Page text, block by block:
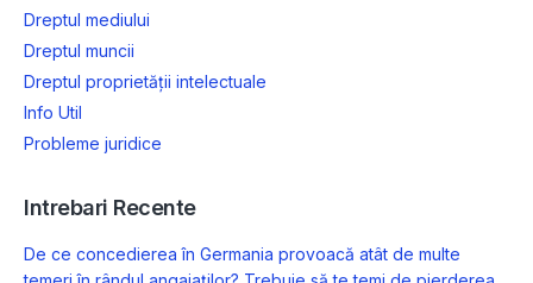
Dreptul mediului
Dreptul muncii
Dreptul proprietății intelectuale
Info Util
Probleme juridice
Intrebari Recente
De ce concedierea în Germania provoacă atât de multe